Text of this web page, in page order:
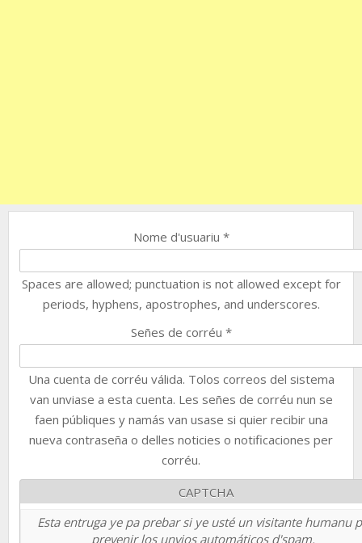
Nome d'usuariu *
Spaces are allowed; punctuation is not allowed except for
periods, hyphens, apostrophes, and underscores.
Señes de corréu *
Una cuenta de corréu válida. Tolos correos del sistema
van unviase a esta cuenta. Les señes de corréu nun se
faen públiques y namás van usase si quier recibir una
nueva contraseña o delles noticies o notificaciones per
corréu.
CAPTCHA
Esta entruga ye pa prebar si ye usté un visitante humanu
prevenir los unvios automáticos d'spam.